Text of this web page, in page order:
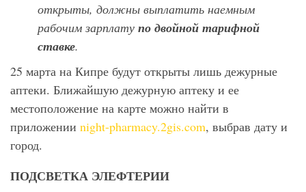
открыты, должны выплатить наемным
рабочим зарплату по двойной тарифной
ставке.
25 марта на Кипре будут открыты лишь дежурные
аптеки. Ближайшую дежурную аптеку и ее
местоположение на карте можно найти в
приложении night-pharmacy.2gis.com, выбрав дату и
город.
ПОДСВЕТКА ЭЛЕФТЕРИИ